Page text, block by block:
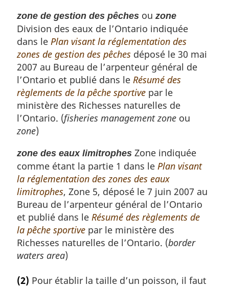
zone de gestion des pêches ou zone
Division des eaux de l’Ontario indiquée
dans le Plan visant la réglementation des
zones de gestion des pêches déposé le 30 mai
2007 au Bureau de l’arpenteur général de
l’Ontario et publié dans le Résumé des
règlements de la pêche sportive par le
ministère des Richesses naturelles de
l’Ontario. (fisheries management zone ou
zone)
zone des eaux limitrophes Zone indiquée
comme étant la partie 1 dans le Plan visant
la réglementation des zones des eaux
limitrophes, Zone 5, déposé le 7 juin 2007 au
Bureau de l’arpenteur général de l’Ontario
et publié dans le Résumé des règlements de
la pêche sportive par le ministère des
Richesses naturelles de l’Ontario. (border
waters area)
(2) Pour établir la taille d’un poisson, il faut